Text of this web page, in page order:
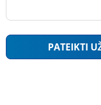
PATEIKTI